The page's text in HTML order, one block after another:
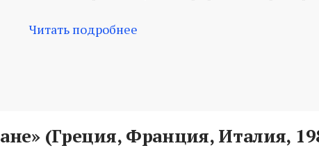
Читать подробнее
(Греция, Франция, Италия,